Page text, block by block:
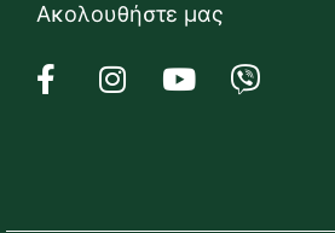
Ακολουθήστε μας